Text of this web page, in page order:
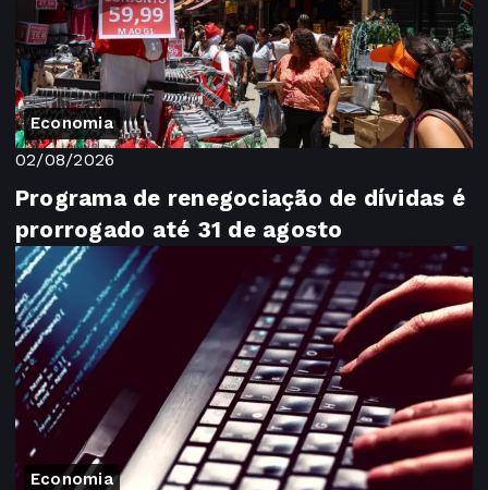
Economia
02/08/2026
Programa de renegociação de dívidas é
prorrogado até 31 de agosto
Economia